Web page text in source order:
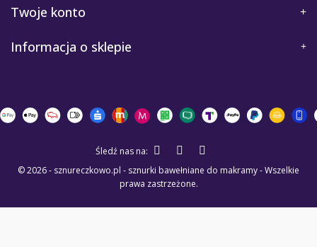
Twoje konto
Informacja o sklepie
© 2026 - sznureczkowo.pl - sznurki bawełniane do makramy - Wszelkie
prawa zastrzeżone.
Śledź nas na: